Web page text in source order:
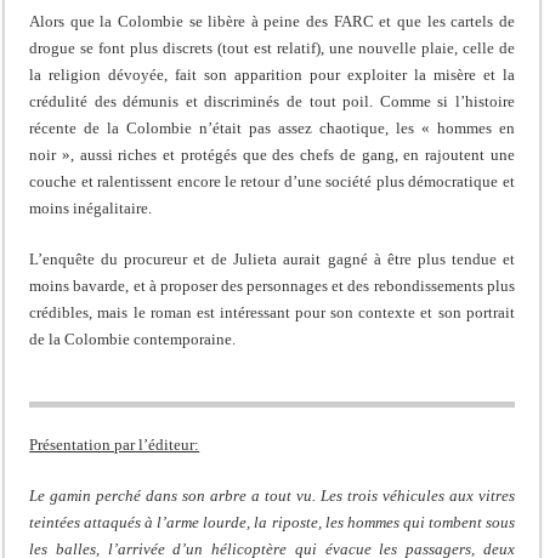
Alors que la Colombie se libère à peine des FARC et que les cartels de
drogue se font plus discrets (tout est relatif), une nouvelle plaie, celle de
la religion dévoyée, fait son apparition pour exploiter la misère et la
crédulité des démunis et discriminés de tout poil. Comme si l’histoire
récente de la Colombie n’était pas assez chaotique, les « hommes en
noir », aussi riches et protégés que des chefs de gang, en rajoutent une
couche et ralentissent encore le retour d’une société plus démocratique et
moins inégalitaire.
L’enquête du procureur et de Julieta aurait gagné à être plus tendue et
moins bavarde, et à proposer des personnages et des rebondissements plus
crédibles, mais le roman est intéressant pour son contexte et son portrait
de la Colombie contemporaine.
Présentation par l’éditeur:
Le gamin perché dans son arbre a tout vu. Les trois véhicules aux vitres
teintées attaqués à l’arme lourde, la riposte, les hommes qui tombent sous
les balles, l’arrivée d’un hélicoptère qui évacue les passagers, deux